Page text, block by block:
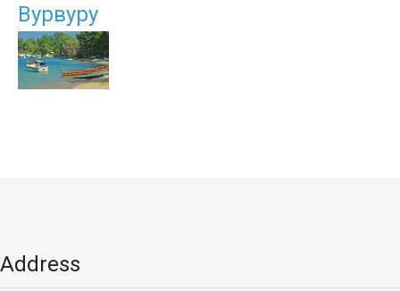
Вурвуру
Address